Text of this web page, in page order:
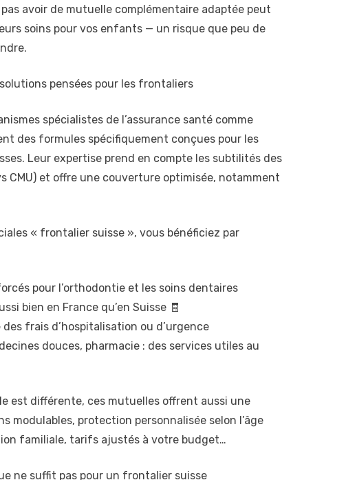
avoir de mutuelle complémentaire adaptée peut
soins pour vos enfants — un risque que peu de
pensées pour les frontaliers
spécialistes de l’assurance santé comme
des formules spécifiquement conçues pour les
Leur expertise prend en compte les subtilités des
CMU) et offre une couverture optimisée, notamment
« frontalier suisse », vous bénéficiez par
pour l’orthodontie et les soins dentaires
bien en France qu’en Suisse 🧾
frais d’hospitalisation ou d’urgence
douces, pharmacie : des services utiles au
est différente, ces mutuelles offrent aussi une
modulables, protection personnalisée selon l’âge
familiale, tarifs ajustés à votre budget…
ne suffit pas pour un frontalier suisse